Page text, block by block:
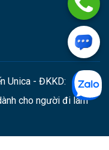
Unica - ĐKKD:
cho người đi làm